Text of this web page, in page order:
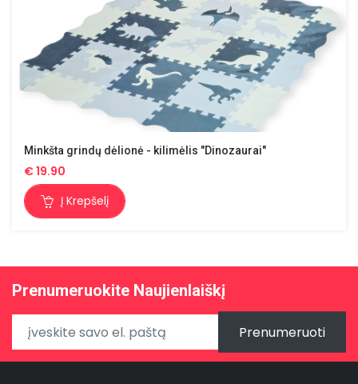
Minkšta grindų dėlionė - kilimėlis "Dinozaurai"
€19.90
Į Krepšelį
Prenumeruokite Naujienlaiškį
Prenumeruoti